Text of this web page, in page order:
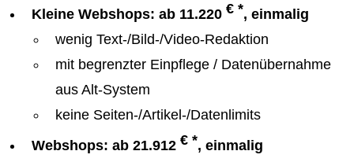
Kleine Webshops: ab 11.220 € *, einmalig
wenig Text-/Bild-/Video-Redaktion
mit begrenzter Einpflege / Datenübernahme
aus Alt-System
keine Seiten-/Artikel-/Datenlimits
Webshops: ab 21.912 € *, einmalig